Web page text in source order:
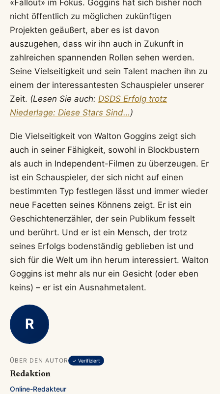
«Fallout» im Fokus. Goggins hat sich bisher noch
nicht öffentlich zu möglichen zukünftigen
Projekten geäußert, aber es ist davon
auszugehen, dass wir ihn auch in Zukunft in
zahlreichen spannenden Rollen sehen werden.
Seine Vielseitigkeit und sein Talent machen ihn zu
einem der interessantesten Schauspieler unserer
Zeit. (Lesen Sie auch: DSDS Erfolg trotz
Niederlage: Diese Stars Sind…)
Die Vielseitigkeit von Walton Goggins zeigt sich
auch in seiner Fähigkeit, sowohl in Blockbustern
als auch in Independent-Filmen zu überzeugen. Er
ist ein Schauspieler, der sich nicht auf einen
bestimmten Typ festlegen lässt und immer wieder
neue Facetten seines Könnens zeigt. Er ist ein
Geschichtenerzähler, der sein Publikum fesselt
und berührt. Und er ist ein Mensch, der trotz
seines Erfolgs bodenständig geblieben ist und
sich für die Welt um ihn herum interessiert. Walton
Goggins ist mehr als nur ein Gesicht (oder eben
keins) – er ist ein Ausnahmetalent.
R
ÜBER DEN AUTOR ✓ Verifiziert
Redaktion
Online-Redakteur